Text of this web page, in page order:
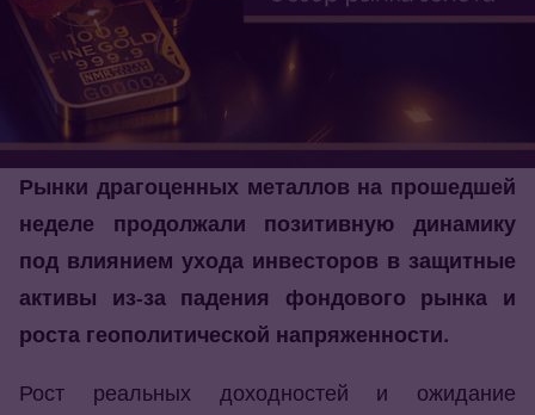
Рынки драгоценных металлов на прошедшей
неделе продолжали позитивную динамику
под влиянием ухода инвесторов в защитные
активы из-за падения фондового рынка и
роста геополитической напряженности.
Рост реальных доходностей и ожидание